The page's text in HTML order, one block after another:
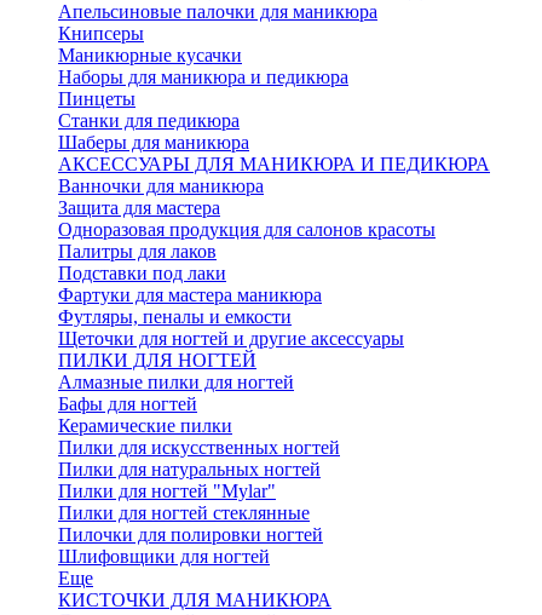
Апельсиновые палочки для маникюра
Книпсеры
Маникюрные кусачки
Наборы для маникюра и педикюра
Пинцеты
Станки для педикюра
Шаберы для маникюра
АКСЕССУАРЫ ДЛЯ МАНИКЮРА И ПЕДИКЮРА
Ванночки для маникюра
Защита для мастера
Одноразовая продукция для салонов красоты
Палитры для лаков
Подставки под лаки
Фартуки для мастера маникюра
Футляры, пеналы и емкости
Щеточки для ногтей и другие аксессуары
ПИЛКИ ДЛЯ НОГТЕЙ
Алмазные пилки для ногтей
Бафы для ногтей
Керамические пилки
Пилки для искусственных ногтей
Пилки для натуральных ногтей
Пилки для ногтей "Mylar"
Пилки для ногтей стеклянные
Пилочки для полировки ногтей
Шлифовщики для ногтей
Еще
КИСТОЧКИ ДЛЯ МАНИКЮРА